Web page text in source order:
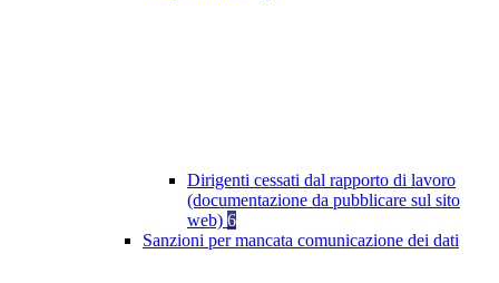
Dirigenti cessati dal rapporto di lavoro
(documentazione da pubblicare sul sito
web) 6
Sanzioni per mancata comunicazione dei dati